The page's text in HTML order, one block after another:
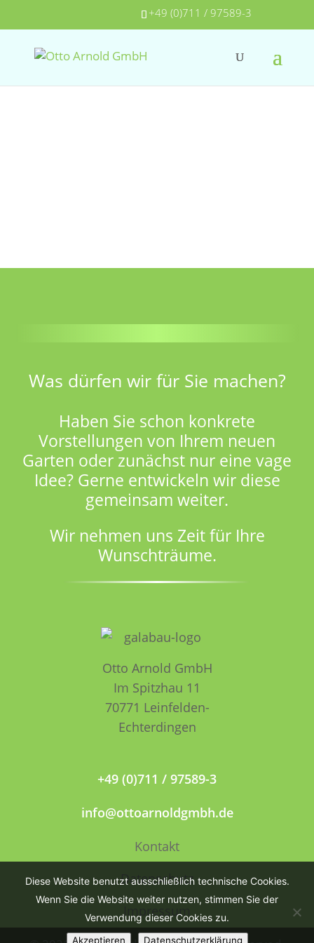
+49 (0)711 / 97589-3
Was dürfen wir für Sie machen?
Haben Sie schon konkrete
Vorstellungen von Ihrem neuen
Garten oder zunächst nur eine vage
Idee? Gerne entwickeln wir diese
gemeinsam weiter.
Wir nehmen uns Zeit für Ihre
Wunschträume.
Otto Arnold GmbH
Im Spitzhau 11
70771 Leinfelden­­
Echterdingen
+49 (0)711 / 97589-3
info@ottoarnoldgmbh.de
Kontakt
Datenschutz
Impressum
Diese Website benutzt ausschließlich technische Cookies.
Wenn Sie die Website weiter nutzen, stimmen Sie der
Verwendung dieser Cookies zu.
Akzeptieren Datenschutzerklärung